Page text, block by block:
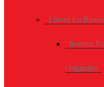
Llaves En
Insertos
Originales